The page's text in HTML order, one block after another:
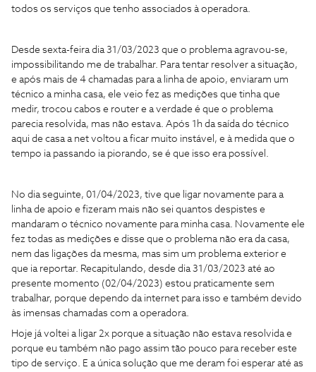
todos os serviços que tenho associados à operadora.
Desde sexta-feira dia 31/03/2023 que o problema agravou-se,
impossibilitando me de trabalhar. Para tentar resolver a situação,
e após mais de 4 chamadas para a linha de apoio, enviaram um
técnico a minha casa, ele veio fez as medições que tinha que
medir, trocou cabos e router e a verdade é que o problema
parecia resolvida, mas não estava. Após 1h da saída do técnico
aqui de casa a net voltou a ficar muito instável, e à medida que o
tempo ia passando ia piorando, se é que isso era possível.
No dia seguinte, 01/04/2023, tive que ligar novamente para a
linha de apoio e fizeram mais não sei quantos despistes e
mandaram o técnico novamente para minha casa. Novamente ele
fez todas as medições e disse que o problema não era da casa,
nem das ligações da mesma, mas sim um problema exterior e
que ia reportar. Recapitulando, desde dia 31/03/2023 até ao
presente momento (02/04/2023) estou praticamente sem
trabalhar, porque dependo da internet para isso e também devido
às imensas chamadas com a operadora.
Hoje já voltei a ligar 2x porque a situação não estava resolvida e
porque eu também não pago assim tão pouco para receber este
tipo de serviço. E a única solução que me deram foi esperar até as